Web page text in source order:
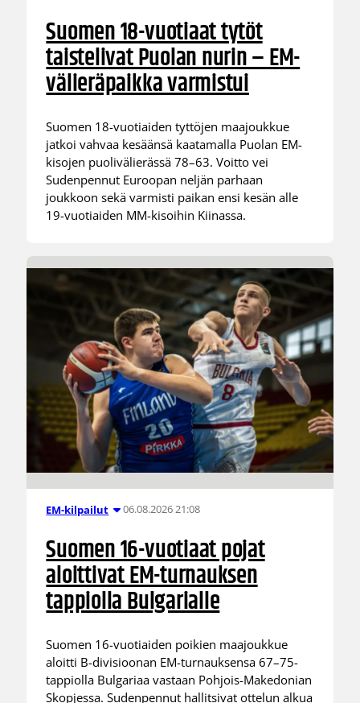
Suomen 18-vuotiaat tytöt
taistelivat Puolan nurin – EM-
välieräpaikka varmistui
Suomen 18-vuotiaiden tyttöjen maajoukkue
jatkoi vahvaa kesäänsä kaatamalla Puolan EM-
kisojen puolivälierässä 78–63. Voitto vei
Sudenpennut Euroopan neljän parhaan
joukkoon sekä varmisti paikan ensi kesän alle
19-vuotiaiden MM-kisoihin Kiinassa.
EM-kilpailut 06.08.2026 21:08
Suomen 16-vuotiaat pojat
aloittivat EM-turnauksen
tappiolla Bulgarialle
Suomen 16-vuotiaiden poikien maajoukkue
aloitti B-divisioonan EM-turnauksensa 67–75-
tappiolla Bulgariaa vastaan Pohjois-Makedonian
Skopjessa. Sudenpennut hallitsivat ottelun alkua